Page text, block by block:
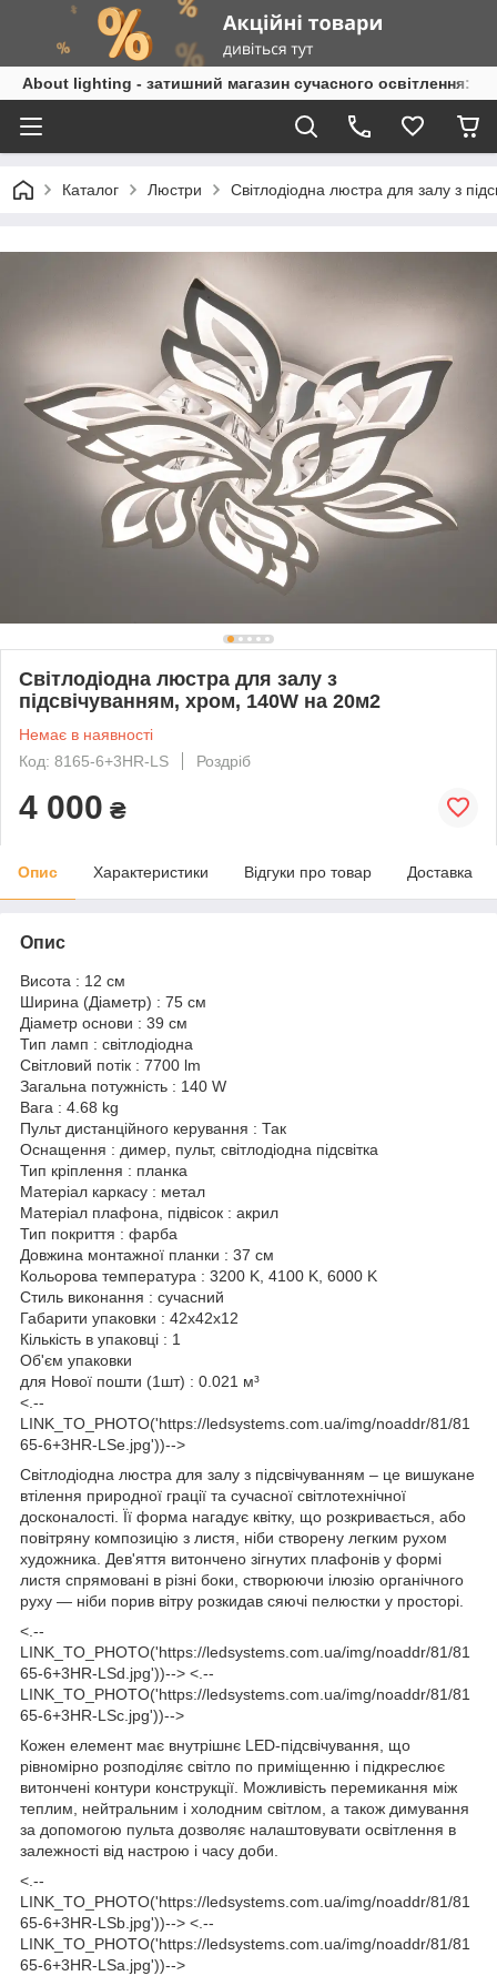
About lighting - затишний магазин сучасного освітлення:
Каталог Люстри Світлодіодна люстра для залу з
Світлодіодна люстра для залу з
підсвічуванням, хром, 140W на 20м2
Немає в наявності
Код: 8165-6+3HR-LS
Роздріб
4 000 ₴
Опис Характеристики Відгуки про товар Доставка
Опис
Висота : 12 см
Ширина (Діаметр) : 75 см
Діаметр основи : 39 см
Тип ламп : світлодіодна
Світловий потік : 7700 lm
Загальна потужність : 140 W
Вага : 4.68 kg
Пульт дистанційного керування : Так
Оснащення : димер, пульт, світлодіодна підсвітка
Тип кріплення : планка
Матеріал каркасу : метал
Матеріал плафона, підвісок : акрил
Тип покриття : фарба
Довжина монтажної планки : 37 см
Кольорова температура : 3200 K, 4100 K, 6000 K
Стиль виконання : сучасний
Габарити упаковки : 42x42x12
Кількість в упаковці : 1
Об'єм упаковки
для Нової пошти (1шт) : 0.021 м³
<.--
LINK_TO_PHOTO('https://ledsystems.com.ua/img/noaddr/81/81
65-6+3HR-LSe.jpg'))-->
Світлодіодна люстра для залу з підсвічуванням – це вишукане
втілення природної грації та сучасної світлотехнічної
досконалості. Її форма нагадує квітку, що розкривається, або
повітряну композицію з листя, ніби створену легким рухом
художника. Дев'яття витончено зігнутих плафонів у формі
листя спрямовані в різні боки, створюючи ілюзію органічного
руху — ніби порив вітру розкидав сяючі пелюстки у просторі.
<.--
LINK_TO_PHOTO('https://ledsystems.com.ua/img/noaddr/81/81
65-6+3HR-LSd.jpg'))--> <.--
LINK_TO_PHOTO('https://ledsystems.com.ua/img/noaddr/81/81
65-6+3HR-LSc.jpg'))-->
Кожен елемент має внутрішнє LED-підсвічування, що
рівномірно розподіляє світло по приміщенню і підкреслює
витончені контури конструкції. Можливість перемикання між
теплим, нейтральним і холодним світлом, а також димування
за допомогою пульта дозволяє налаштовувати освітлення в
залежності від настрою і часу доби.
<.--
LINK_TO_PHOTO('https://ledsystems.com.ua/img/noaddr/81/81
65-6+3HR-LSb.jpg'))--> <.--
LINK_TO_PHOTO('https://ledsystems.com.ua/img/noaddr/81/81
65-6+3HR-LSa.jpg'))-->